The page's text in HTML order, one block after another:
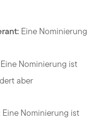
Eine Nominierung
Eine Nominierung ist
aber
Eine Nominierung ist